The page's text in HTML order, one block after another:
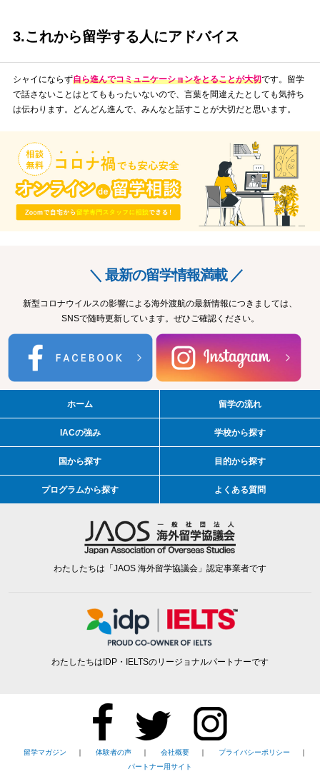
3.これから留学する人にアドバイス
シャイにならず自ら進んでコミュニケーションをとることが大切です。留学
で話さないことはとてももったいないので、言葉を間違えたとしても気持ち
は伝わります。どんどん進んで、みんなと話すことが大切だと思います。
＼ 最新の留学情報満載 ／
新型コロナウイルスの影響による海外渡航の最新情報につきましては、
SNSで随時更新しています。ぜひご確認ください。
ホーム 留学の流れ
IACの強み 学校から探す
国から探す 目的から探す
プログラムから探す よくある質問
わたしたちは「JAOS 海外留学協議会」認定事業者です
わたしたちはIDP・IELTSのリージョナルパートナーです
留学マガジン ｜ 体験者の声 ｜ 会社概要 ｜ プライバシーポリシー
｜
パートナー用サイト